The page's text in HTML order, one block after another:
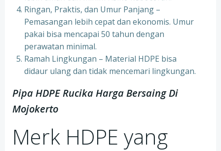
Ringan, Praktis, dan Umur Panjang –
Pemasangan lebih cepat dan ekonomis. Umur
pakai bisa mencapai 50 tahun dengan
perawatan minimal.
Ramah Lingkungan – Material HDPE bisa
didaur ulang dan tidak mencemari lingkungan.
Pipa HDPE Rucika Harga Bersaing Di
Mojokerto
Merk HDPE yang